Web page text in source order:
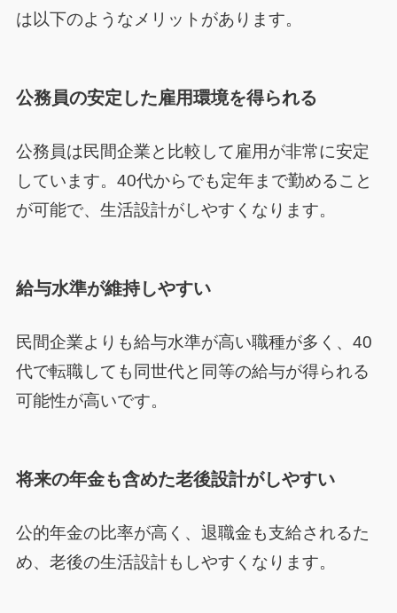
は以下のようなメリットがあります。
公務員の安定した雇用環境を得られる
公務員は民間企業と比較して雇用が非常に安定
しています。40代からでも定年まで勤めること
が可能で、生活設計がしやすくなります。
給与水準が維持しやすい
民間企業よりも給与水準が高い職種が多く、40
代で転職しても同世代と同等の給与が得られる
可能性が高いです。
将来の年金も含めた老後設計がしやすい
公的年金の比率が高く、退職金も支給されるた
め、老後の生活設計もしやすくなります。